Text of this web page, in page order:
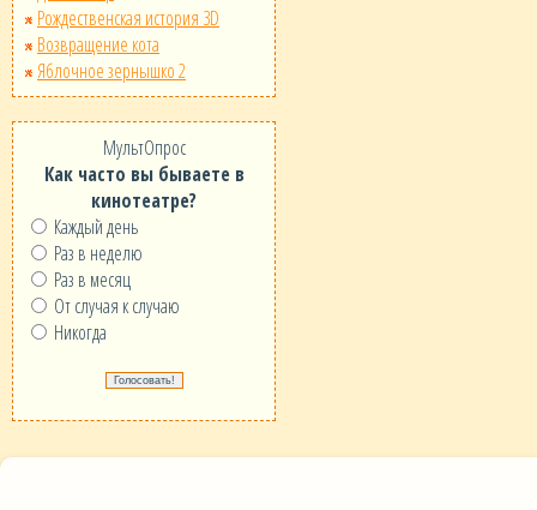
Рождественская история 3D
Возвращение кота
Яблочное зернышко 2
МультОпрос
Как часто вы бываете в
кинотеатре?
Каждый день
Раз в неделю
Раз в месяц
От случая к случаю
Никогда